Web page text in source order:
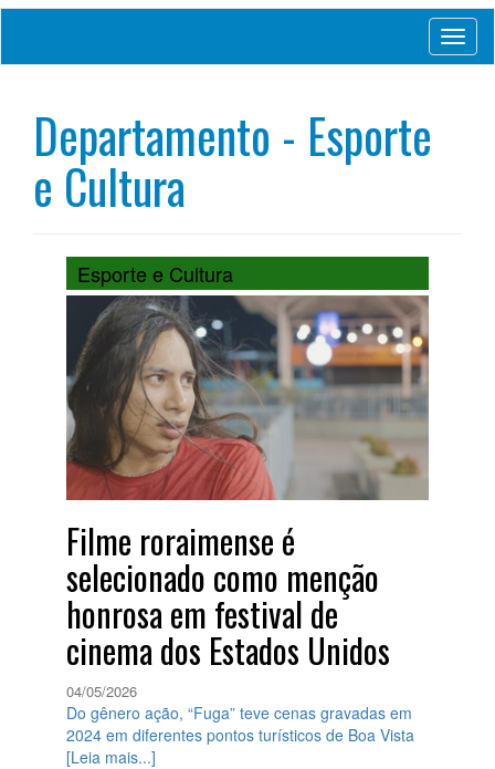
Departamento - Esporte
e Cultura
Esporte e Cultura
Filme roraimense é
selecionado como menção
honrosa em festival de
cinema dos Estados Unidos
04/05/2026
Do gênero ação, “Fuga” teve cenas gravadas em
2024 em diferentes pontos turísticos de Boa Vista
[Leia mais...]